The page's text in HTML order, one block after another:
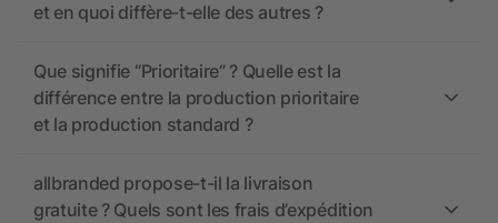
et en quoi diffère-t-elle des autres ?
Que signifie “Prioritaire” ? Quelle est la
différence entre la production prioritaire
et la production standard ?
allbranded propose-t-il la livraison
gratuite ? Quels sont les frais d’expédition